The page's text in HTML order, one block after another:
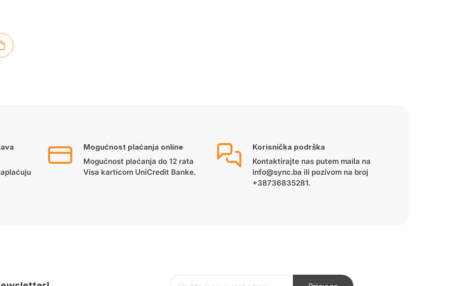
Mogućnost plaćanja online
Mogućnost plaćanja do 12 rata
Visa karticom UniCredit Banke.
Korisnička podrška
Kontaktirajte nas putem maila na
info@sync.ba ili pozivom na broj
+38736835281.